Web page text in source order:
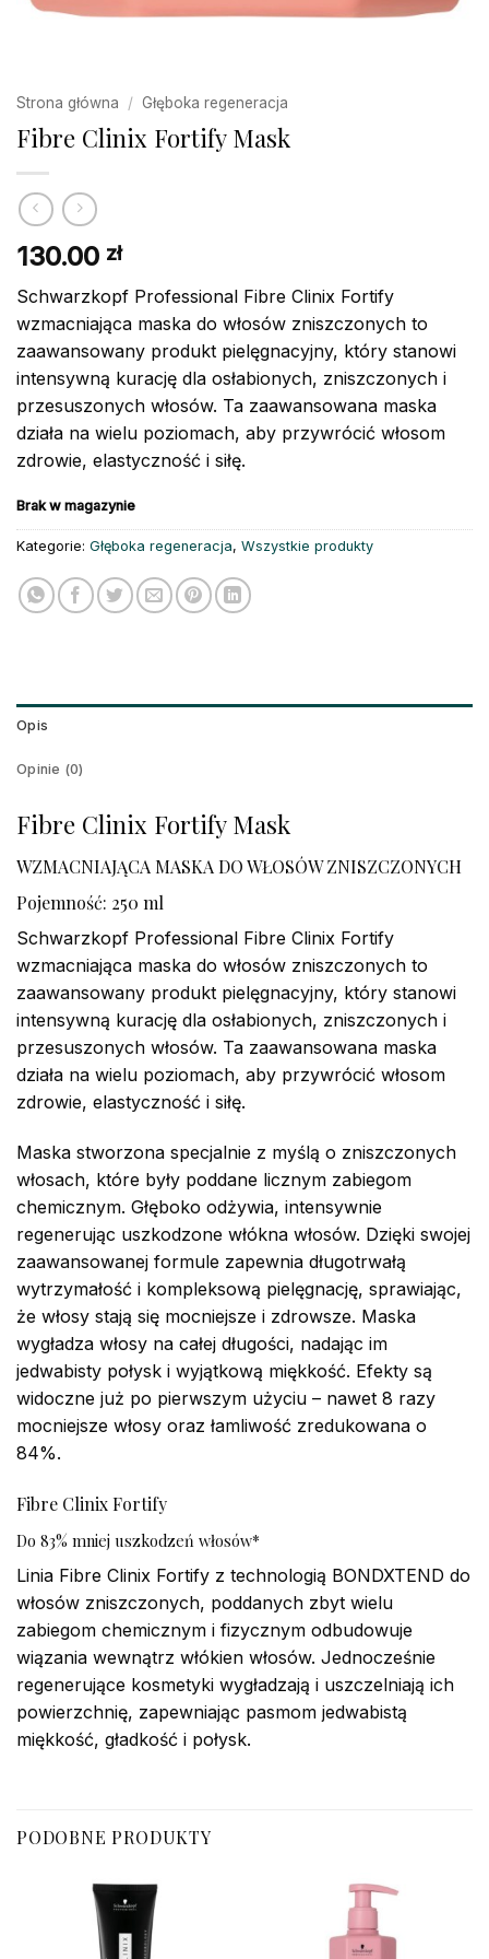
Strona główna / Głęboka regeneracja
Fibre Clinix Fortify Mask
130.00 zł
Schwarzkopf Professional Fibre Clinix Fortify
wzmacniająca maska do włosów zniszczonych to
zaawansowany produkt pielęgnacyjny, który stanowi
intensywną kurację dla osłabionych, zniszczonych i
przesuszonych włosów. Ta zaawansowana maska
działa na wielu poziomach, aby przywrócić włosom
zdrowie, elastyczność i siłę.
Brak w magazynie
Kategorie: Głęboka regeneracja, Wszystkie produkty
Opis
Opinie (0)
Fibre Clinix Fortify Mask
WZMACNIAJĄCA MASKA DO WŁOSÓW ZNISZCZONYCH
Pojemność: 250 ml
Schwarzkopf Professional Fibre Clinix Fortify
wzmacniająca maska do włosów zniszczonych to
zaawansowany produkt pielęgnacyjny, który stanowi
intensywną kurację dla osłabionych, zniszczonych i
przesuszonych włosów. Ta zaawansowana maska
działa na wielu poziomach, aby przywrócić włosom
zdrowie, elastyczność i siłę.
Maska stworzona specjalnie z myślą o zniszczonych
włosach, które były poddane licznym zabiegom
chemicznym. Głęboko odżywia, intensywnie
regenerując uszkodzone włókna włosów. Dzięki swojej
zaawansowanej formule zapewnia długotrwałą
wytrzymałość i kompleksową pielęgnację, sprawiając,
że włosy stają się mocniejsze i zdrowsze. Maska
wygładza włosy na całej długości, nadając im
jedwabisty połysk i wyjątkową miękkość. Efekty są
widoczne już po pierwszym użyciu – nawet 8 razy
mocniejsze włosy oraz łamliwość zredukowana o
84%.
Fibre Clinix Fortify
Do 83% mniej uszkodzeń włosów*
Linia Fibre Clinix Fortify z technologią BONDXTEND do
włosów zniszczonych, poddanych zbyt wielu
zabiegom chemicznym i fizycznym odbudowuje
wiązania wewnątrz włókien włosów. Jednocześnie
regenerujące kosmetyki wygładzają i uszczelniają ich
powierzchnię, zapewniając pasmom jedwabistą
miękkość, gładkość i połysk.
PODOBNE PRODUKTY